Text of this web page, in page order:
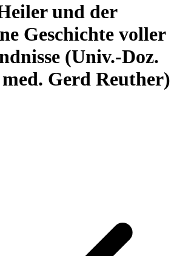
und der
Geschichte voller
(Univ.-Doz.
Gerd Reuther)